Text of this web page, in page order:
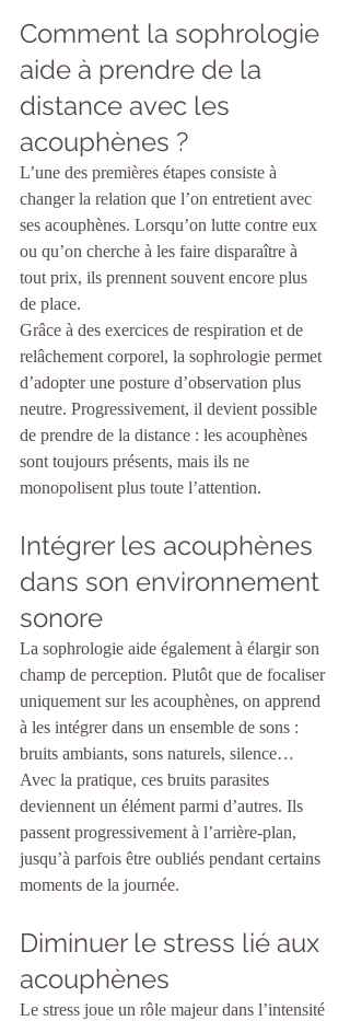
Comment la sophrologie
aide à prendre de la
distance avec les
acouphènes ?
L’une des premières étapes consiste à
changer la relation que l’on entretient avec
ses acouphènes. Lorsqu’on lutte contre eux
ou qu’on cherche à les faire disparaître à
tout prix, ils prennent souvent encore plus
de place.
Grâce à des exercices de respiration et de
relâchement corporel, la sophrologie permet
d’adopter une posture d’observation plus
neutre. Progressivement, il devient possible
de prendre de la distance : les acouphènes
sont toujours présents, mais ils ne
monopolisent plus toute l’attention.
Intégrer les acouphènes
dans son environnement
sonore
La sophrologie aide également à élargir son
champ de perception. Plutôt que de focaliser
uniquement sur les acouphènes, on apprend
à les intégrer dans un ensemble de sons :
bruits ambiants, sons naturels, silence…
Avec la pratique, ces bruits parasites
deviennent un élément parmi d’autres. Ils
passent progressivement à l’arrière-plan,
jusqu’à parfois être oubliés pendant certains
moments de la journée.
Diminuer le stress lié aux
acouphènes
Le stress joue un rôle majeur dans l’intensité